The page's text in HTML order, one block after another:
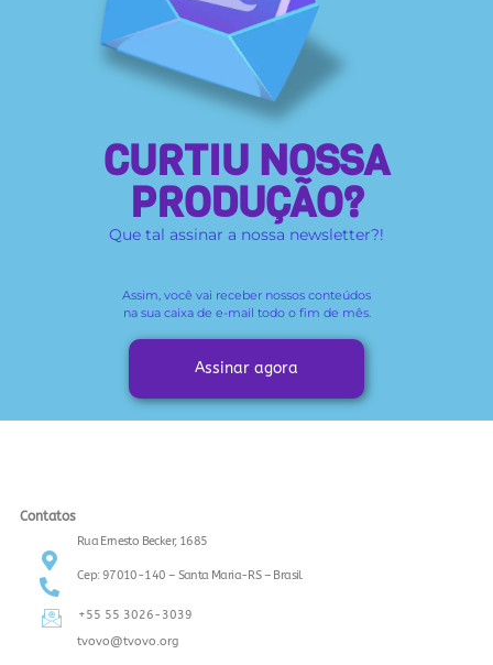
CURTIU NOSSA
PRODUÇÃO?
Que tal assinar a nossa newsletter?!
Assim, você vai receber nossos conteúdos
na sua caixa de e-mail todo o fim de mês.
Assinar agora
Contatos
Rua Ernesto Becker, 1685
Cep: 97010-140 – Santa Maria-RS – Brasil
+55 55 3026-3039
tvovo@tvovo.org